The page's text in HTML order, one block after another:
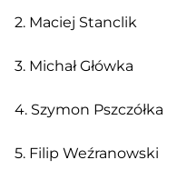
2. Maciej Stanclik
3. Michał Główka
4. Szymon Pszczółka
5. Filip Weźranowski